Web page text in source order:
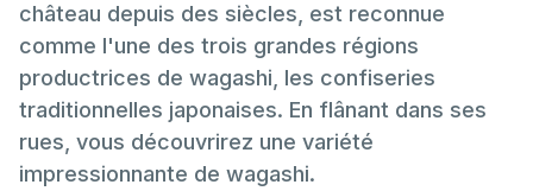
château depuis des siècles, est reconnue
comme l'une des trois grandes régions
productrices de wagashi, les confiseries
traditionnelles japonaises. En flânant dans ses
rues, vous découvrirez une variété
impressionnante de wagashi.